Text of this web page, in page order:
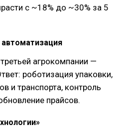
с ~18% до ~30% за 5
агрокомпании —
роботизация упаковки,
и транспорта, контроль
прайсов.